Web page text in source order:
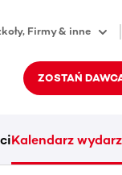
Firmy & inne
ZOSTAŃ
Kalendarz